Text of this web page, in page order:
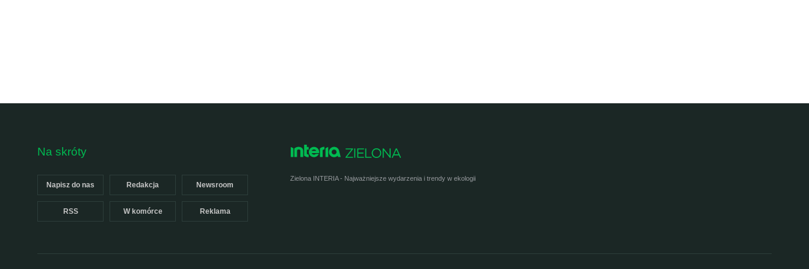
Na skróty
Napisz do nas Redakcja Newsroom
RSS W komórce Reklama
Zielona INTERIA - Najważniejsze wydarzenia i trendy w ekologii